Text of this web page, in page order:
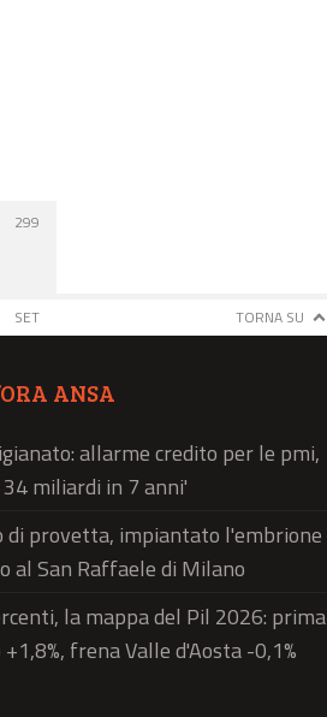
299
SET TORNA SU
ANSA
allarme credito per le pmi,
miliardi in 7 anni'
di provetta, impiantato l'embrione
al San Raffaele di Milano
la mappa del Pil 2026: prima
frena Valle d'Aosta -0,1%